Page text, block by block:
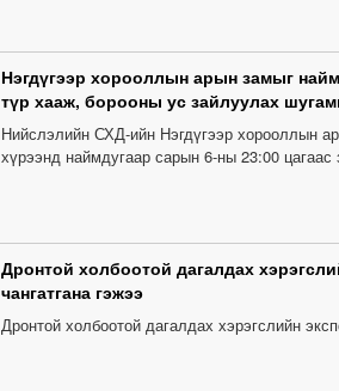
Нэгдүгээр хорооллын арын замыг
түр хааж, борооны ус зайлуулах
Нийслэлийн СХД-ийн Нэгдүгээр хорооллын
хүрээнд наймдугаар сарын 6-ны 23:00 цагаас
Дронтой холбоотой дагалдах
чангатгана гэжээ
Дронтой холбоотой дагалдах хэрэгслийн